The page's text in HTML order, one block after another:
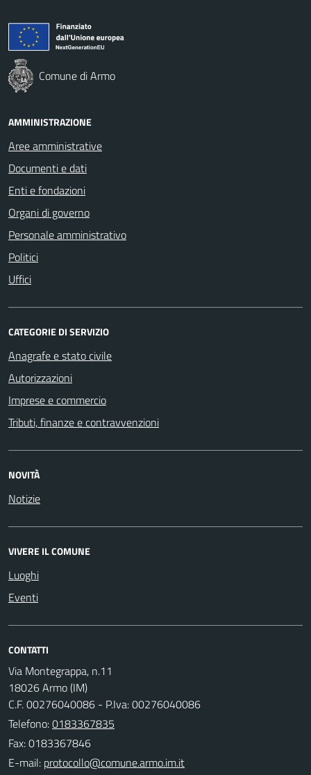
Comune di Armo
AMMINISTRAZIONE
Aree amministrative
Documenti e dati
Enti e fondazioni
Organi di governo
Personale amministrativo
Politici
Uffici
CATEGORIE DI SERVIZIO
Anagrafe e stato civile
Autorizzazioni
Imprese e commercio
Tributi, finanze e contravvenzioni
NOVITÀ
Notizie
VIVERE IL COMUNE
Luoghi
Eventi
CONTATTI
Via Montegrappa, n.11
18026 Armo (IM)
C.F. 00276040086 - P.Iva: 00276040086
Telefono:0183367835
Fax: 0183367846
E-mail: